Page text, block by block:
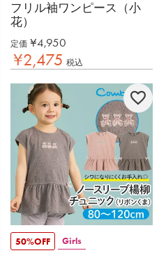
フリル袖ワンピース（小
花）
定価 ¥4,950
¥2,475 税込
50%OFF Girls